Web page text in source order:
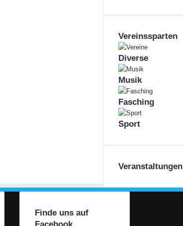
Vereinssparten
Diverse
Musik
Fasching
Sport
Veranstaltungen
Finde uns auf